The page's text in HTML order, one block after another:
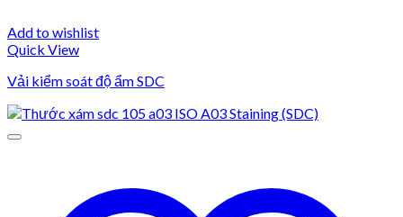
Add to wishlist
Quick View
Vải kiểm soát độ ẩm SDC